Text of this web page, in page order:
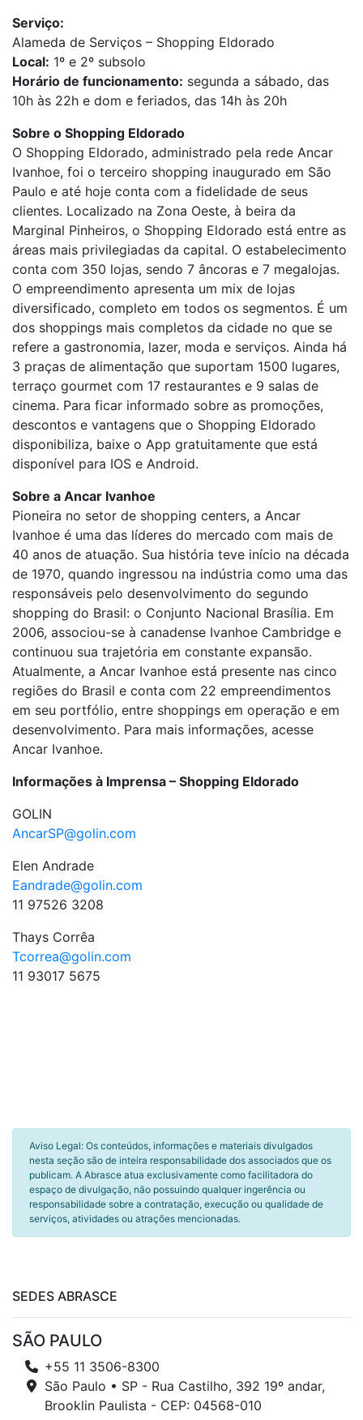
Serviço:
Alameda de Serviços – Shopping Eldorado
Local: 1º e 2º subsolo
Horário de funcionamento: segunda a sábado, das
10h às 22h e dom e feriados, das 14h às 20h
Sobre o Shopping Eldorado
O Shopping Eldorado, administrado pela rede Ancar
Ivanhoe, foi o terceiro shopping inaugurado em São
Paulo e até hoje conta com a fidelidade de seus
clientes. Localizado na Zona Oeste, à beira da
Marginal Pinheiros, o Shopping Eldorado está entre as
áreas mais privilegiadas da capital. O estabelecimento
conta com 350 lojas, sendo 7 âncoras e 7 megalojas.
O empreendimento apresenta um mix de lojas
diversificado, completo em todos os segmentos. É um
dos shoppings mais completos da cidade no que se
refere a gastronomia, lazer, moda e serviços. Ainda há
3 praças de alimentação que suportam 1500 lugares,
terraço gourmet com 17 restaurantes e 9 salas de
cinema. Para ficar informado sobre as promoções,
descontos e vantagens que o Shopping Eldorado
disponibiliza, baixe o App gratuitamente que está
disponível para IOS e Android.
Sobre a Ancar Ivanhoe
Pioneira no setor de shopping centers, a Ancar
Ivanhoe é uma das líderes do mercado com mais de
40 anos de atuação. Sua história teve início na década
de 1970, quando ingressou na indústria como uma das
responsáveis pelo desenvolvimento do segundo
shopping do Brasil: o Conjunto Nacional Brasília. Em
2006, associou-se à canadense Ivanhoe Cambridge e
continuou sua trajetória em constante expansão.
Atualmente, a Ancar Ivanhoe está presente nas cinco
regiões do Brasil e conta com 22 empreendimentos
em seu portfólio, entre shoppings em operação e em
desenvolvimento. Para mais informações, acesse
Ancar Ivanhoe.
Informações à Imprensa – Shopping Eldorado
GOLIN
AncarSP@golin.com
Elen Andrade
Eandrade@golin.com
11 97526 3208
Thays Corrêa
Tcorrea@golin.com
11 93017 5675
Aviso Legal: Os conteúdos, informações e materiais divulgados
nesta seção são de inteira responsabilidade dos associados que os
publicam. A Abrasce atua exclusivamente como facilitadora do
espaço de divulgação, não possuindo qualquer ingerência ou
responsabilidade sobre a contratação, execução ou qualidade de
serviços, atividades ou atrações mencionadas.
SEDES ABRASCE
SÃO PAULO
+55 11 3506-8300
São Paulo • SP - Rua Castilho, 392 19º andar,
Brooklin Paulista - CEP: 04568-010